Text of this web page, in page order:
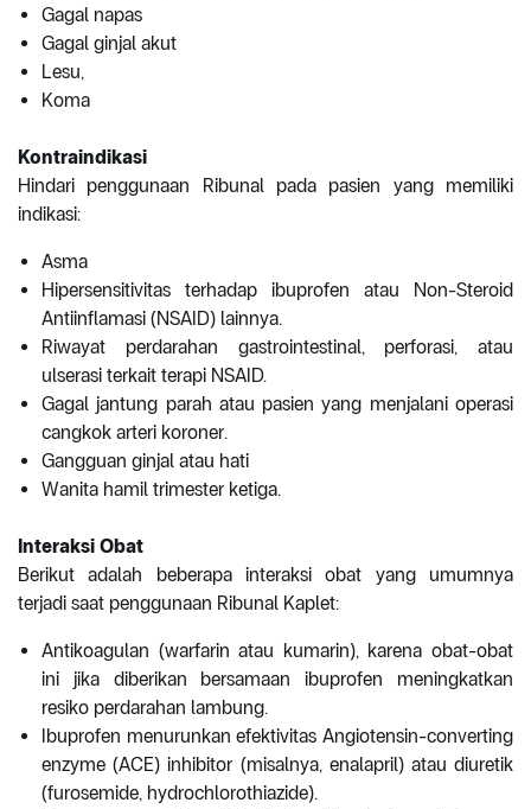
Gagal napas
Gagal ginjal akut
Lesu,
Koma
Kontraindikasi
Hindari penggunaan Ribunal pada pasien yang memiliki
indikasi:
Asma
Hipersensitivitas terhadap ibuprofen atau Non-Steroid
Antiinflamasi (NSAID) lainnya.
Riwayat perdarahan gastrointestinal, perforasi, atau
ulserasi terkait terapi NSAID.
Gagal jantung parah atau pasien yang menjalani operasi
cangkok arteri koroner.
Gangguan ginjal atau hati
Wanita hamil trimester ketiga.
Interaksi Obat
Berikut adalah beberapa interaksi obat yang umumnya
terjadi saat penggunaan Ribunal Kaplet:
Antikoagulan (warfarin atau kumarin), karena obat-obat
ini jika diberikan bersamaan ibuprofen meningkatkan
resiko perdarahan lambung.
Ibuprofen menurunkan efektivitas Angiotensin-converting
enzyme (ACE) inhibitor (misalnya, enalapril) atau diuretik
(furosemide, hydrochlorothiazide).